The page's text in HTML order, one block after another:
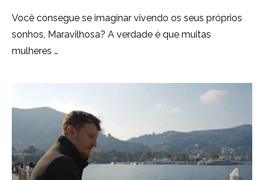
Você consegue se imaginar vivendo os seus próprios
sonhos, Maravilhosa? A verdade é que muitas
mulheres …